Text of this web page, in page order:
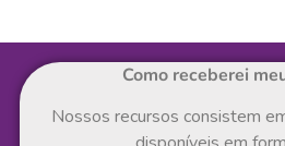
Como receberei
Nossos recursos consistem